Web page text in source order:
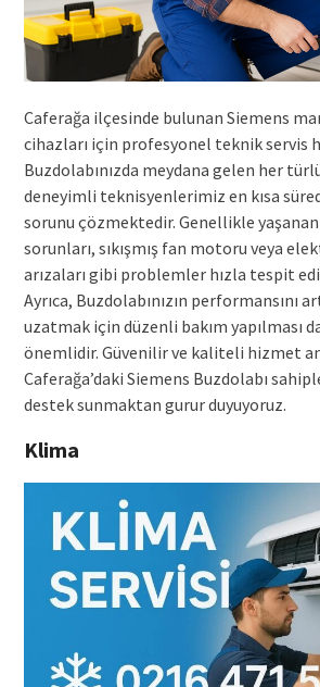
Caferağa ilçesinde bulunan Siemens
cihazları için profesyonel teknik servis
Buzdolabınızda meydana gelen her
deneyimli teknisyenlerimiz en kısa
sorunu çözmektedir. Genellikle
sorunları, sıkışmış fan motoru veya
arızaları gibi problemler hızla tespit
Ayrıca, Buzdolabınızın performansını
uzatmak için düzenli bakım yapılması
önemlidir. Güvenilir ve kaliteli hizmet
Caferağa’daki Siemens Buzdolabı
destek sunmaktan gurur duyuyoruz.
Klima